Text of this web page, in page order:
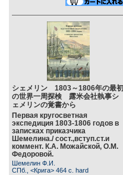
シェメリン 1803～1806年の最初
の世界一周探検 露米会社執事シ
ェメリンの覚書から
Первая кругосветная
экспедиция 1803-1806 годов в
записках приказчика
Шемелина./ сост.,вступ.ст.и
коммент. К.А. Можайской, О.М.
Федоровой.
Шемелин Ф.И.
СПб., <Крига> 464 c. hard